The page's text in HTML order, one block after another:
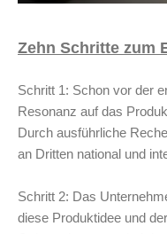
Zehn Schritte zum
Schritt 1: Schon vor der
Resonanz auf das
Durch ausführliche
an Dritten national und
Schritt 2: Das
diese Produktidee und